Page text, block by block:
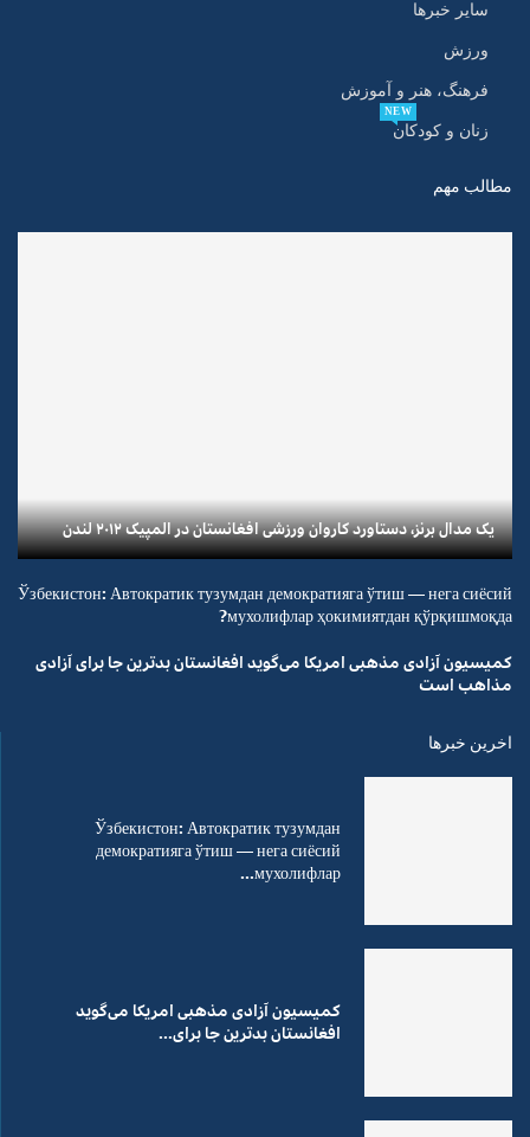
سایر خبرها
ورزش
فرهنگ، هنر و آموزش
زنان و کودکان
NEW
مطالب مهم
یک مدال برنز، دستاورد کاروان ورزشی افغانستان در المپیک ۲۰۱۲ لندن
Ўзбекистон: Автократик тузумдан демократияга ўтиш — нега сиёсий
мухолифлар ҳокимиятдан қўрқишмоқда?
کمیسیون آزادی مذهبی امریکا می‌گوید افغانستان بدترین جا برای آزادی
مذاهب است
اخرین خبرها
Ўзбекистон: Автократик тузумдан
демократияга ўтиш — нега сиёсий
мухолифлар...
کمیسیون آزادی مذهبی امریکا می‌گوید
افغانستان بدترین جا برای...